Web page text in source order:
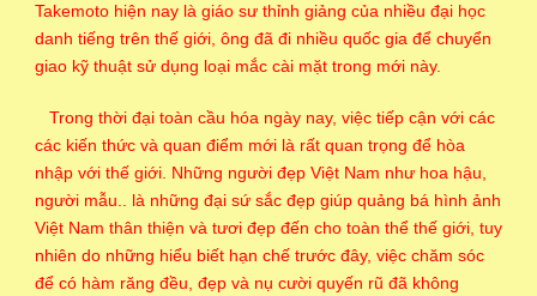
Takemoto hiện nay là giáo sư thỉnh giảng của nhiều đại học
danh tiếng trên thế giới, ông đã đi nhiều quốc gia để chuyển
giao kỹ thuật sử dụng loại mắc cài mặt trong mới này.
Trong thời đại toàn cầu hóa ngày nay, việc tiếp cận với các
các kiến thức và quan điểm mới là rất quan trọng để hòa
nhập với thế giới. Những người đẹp Việt Nam như hoa hậu,
người mẫu.. là những đại sứ sắc đẹp giúp quảng bá hình ảnh
Việt Nam thân thiện và tươi đẹp đến cho toàn thể thế giới, tuy
nhiên do những hiểu biết hạn chế trước đây, việc chăm sóc
để có hàm răng đều, đẹp và nụ cười quyến rũ đã không